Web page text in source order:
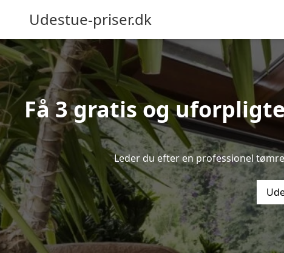
Udestue-priser.dk
Få 3 gratis og
Leder du efter en professionel